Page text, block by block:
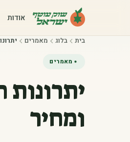
אודות
בית בלוג מאמרים
מאמרים
ומחיר